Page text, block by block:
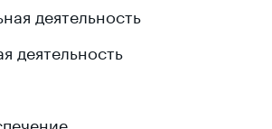
деятельность
деятельность